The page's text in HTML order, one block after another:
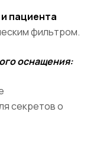
пациента
фильтром.
оснащения:
секретов о